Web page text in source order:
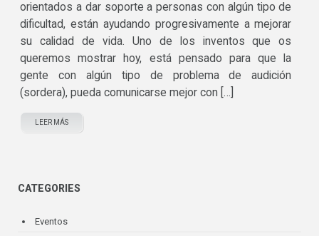
orientados a dar soporte a personas con algún tipo de
dificultad, están ayudando progresivamente a mejorar
su calidad de vida. Uno de los inventos que os
queremos mostrar hoy, está pensado para que la
gente con algún tipo de problema de audición
(sordera), pueda comunicarse mejor con […]
LEER MÁS
CATEGORIES
Eventos